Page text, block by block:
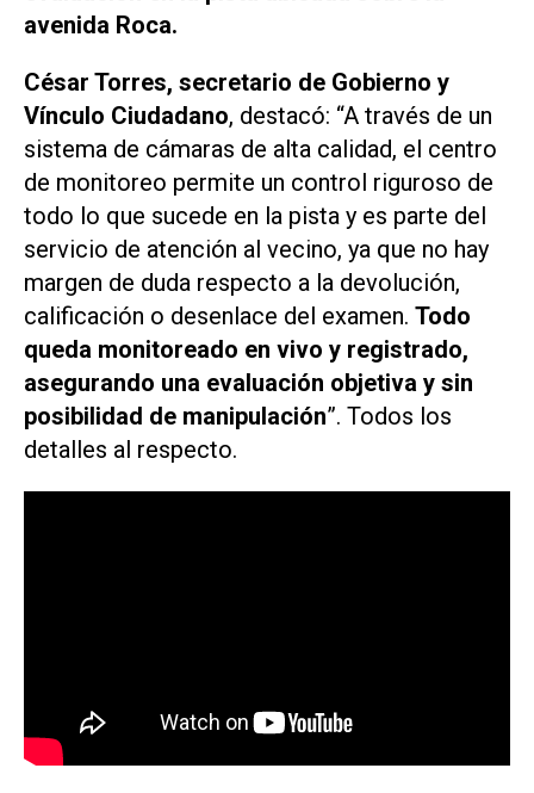
avenida Roca.
César Torres, secretario de Gobierno y
Vínculo Ciudadano, destacó: “A través de un
sistema de cámaras de alta calidad, el centro
de monitoreo permite un control riguroso de
todo lo que sucede en la pista y es parte del
servicio de atención al vecino, ya que no hay
margen de duda respecto a la devolución,
calificación o desenlace del examen. Todo
queda monitoreado en vivo y registrado,
asegurando una evaluación objetiva y sin
posibilidad de manipulación”. Todos los
detalles al respecto.